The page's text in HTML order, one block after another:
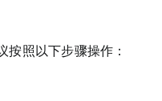
按照以下步骤操作：